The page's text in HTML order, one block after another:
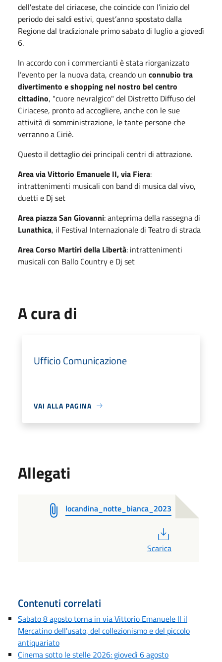
dell'estate del ciriacese, che coincide con l’inizio del
periodo dei saldi estivi, quest’anno spostato dalla
Regione dal tradizionale primo sabato di luglio a giovedì
6.
In accordo con i commercianti è stata riorganizzato
l’evento per la nuova data, creando un connubio tra
divertimento e shopping nel nostro bel centro
cittadino, "cuore nevralgico" del Distretto Diffuso del
Ciriacese, pronto ad accogliere, anche con le sue
attività di somministrazione, le tante persone che
verranno a Ciriè.
Questo il dettaglio dei principali centri di attrazione.
Area via Vittorio Emanuele II, via Fiera:
intrattenimenti musicali con band di musica dal vivo,
duetti e Dj set
Area piazza San Giovanni: anteprima della rassegna di
Lunathica, il Festival Internazionale di Teatro di strada
Area Corso Martiri della Libertà: intrattenimenti
musicali con Ballo Country e Dj set
A cura di
Ufficio Comunicazione
VAI ALLA PAGINA
Allegati
locandina_notte_bianca_2023
Scarica
Contenuti correlati
Sabato 8 agosto torna in via Vittorio Emanuele II il
Mercatino dell'usato, del collezionismo e del piccolo
antiquariato
Cinema sotto le stelle 2026: giovedì 6 agosto